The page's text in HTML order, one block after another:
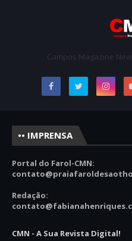
Campos Magazine
•• IMPRENSA
Portal do Farol-CMN:
contato
Redação:
CMN - A Sua Revista Digital!